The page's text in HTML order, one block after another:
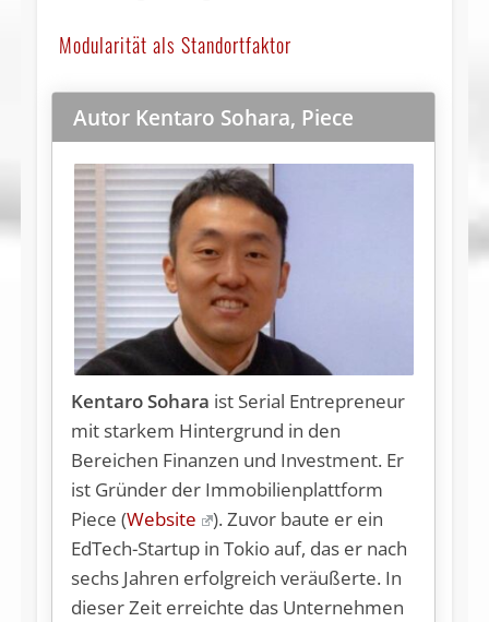
Modularität als Standortfaktor
Autor Kentaro Sohara, Piece
Kentaro Sohara ist Serial Entrepreneur
mit starkem Hintergrund in den
Bereichen Finanzen und Investment. Er
ist Gründer der Immobilienplattform
Piece (Website
). Zuvor baute er ein
EdTech-Startup in Tokio auf, das er nach
sechs Jahren erfolgreich veräußerte. In
dieser Zeit erreichte das Unternehmen